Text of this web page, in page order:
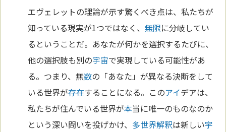
エヴェレットの理論が示す驚くべき点は、私たちが
知っている現実が1つではなく、無限に分岐してい
るということだ。あなたが何かを選択するたびに、
他の選択肢も別の宇宙で実現している可能性があ
る。つまり、無数の「あなた」が異なる決断をして
いる世界が存在することになる。このアイデアは、
私たちが住んでいる世界が本当に唯一のものなのか
という深い問いを投げかけ、 多世界解釈は新しい宇